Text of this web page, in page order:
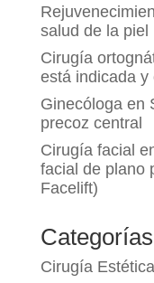
salud de la piel
Cirugía
está indicada y
Ginecóloga en
precoz central
Cirugía facial
facial de plano
Facelift)
Categorías
Cirugía